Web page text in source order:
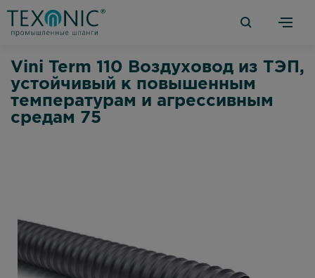
Vini Term 110 Воздуховод из ТЭП,
устойчивый к повышенным
температурам и агрессивным
средам 75